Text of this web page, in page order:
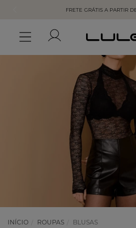
FRETE GRÁTIS A PARTIR
INÍCIO ROUPAS BLUSAS